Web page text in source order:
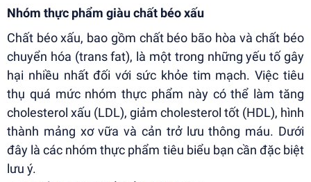
Nhóm thực phẩm giàu chất béo xấu
Chất béo xấu, bao gồm chất béo bão hòa và chất béo
chuyển hóa (trans fat), là một trong những yếu tố gây
hại nhiều nhất đối với sức khỏe tim mạch. Việc tiêu
thụ quá mức nhóm thực phẩm này có thể làm tăng
cholesterol xấu (LDL), giảm cholesterol tốt (HDL), hình
thành mảng xơ vữa và cản trở lưu thông máu. Dưới
đây là các nhóm thực phẩm tiêu biểu bạn cần đặc biệt
lưu ý.